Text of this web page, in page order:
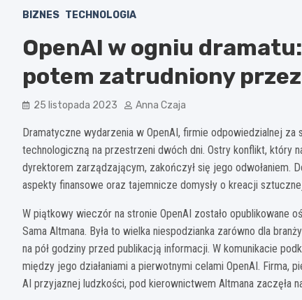
BIZNES TECHNOLOGIA
OpenAI w ogniu
potem zatrudniony
25 listopada 2023 Anna Czaja
Dramatyczne wydarzenia w OpenAI, firmie odpowiedzialnej za
technologiczną na przestrzeni dwóch dni. Ostry konflikt, który
dyrektorem zarządzającym, zakończył się jego odwołaniem.
aspekty finansowe oraz tajemnicze domysły o kreacji
W piątkowy wieczór na stronie OpenAI zostało opublikowane
Sama Altmana. Była to wielka niespodzianka zarówno dla
na pół godziny przed publikacją informacji. W komunikacie
między jego działaniami a pierwotnymi celami OpenAI.
AI przyjaznej ludzkości, pod kierownictwem Altmana zaczęła